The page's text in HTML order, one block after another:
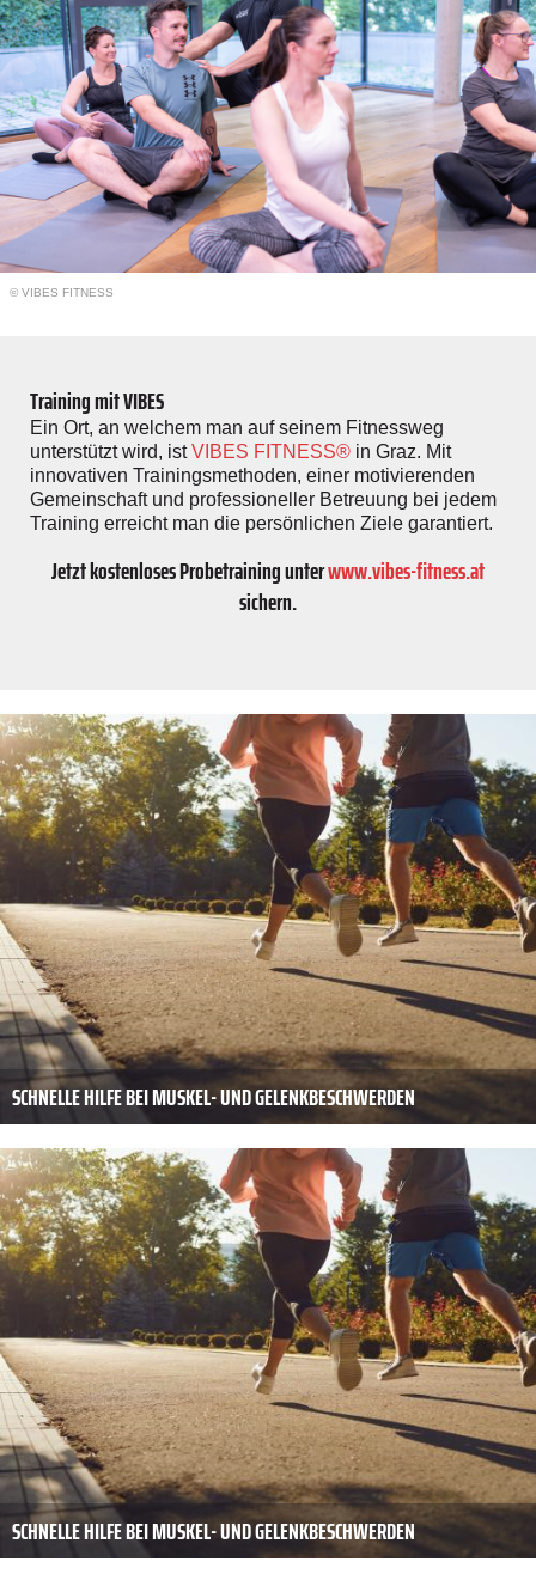
© VIBES FITNESS
Training mit VIBES
Ein Ort, an welchem man auf seinem Fitnessweg
unterstützt wird, istVIBES FITNESS® in Graz. Mit
innovativen Trainingsmethoden, einer motivierenden
Gemeinschaft und professioneller Betreuung bei jedem
Training erreicht man die persönlichen Ziele garantiert.
Jetzt kostenloses Probetraining unterwww.vibes-fitness.at
sichern.
SCHNELLE HILFE BEI MUSKEL- UND GELENKBESCHWERDEN
SCHNELLE HILFE BEI MUSKEL- UND GELENKBESCHWERDEN